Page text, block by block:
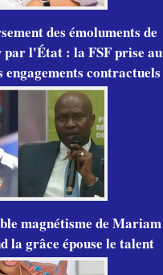
des émoluments de
par l'État : la FSF prise au
engagements contractuels
magnétisme de Mariam
la grâce épouse le talent